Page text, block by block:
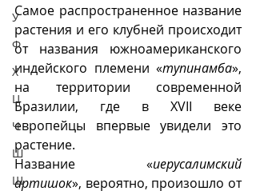
У
Ф
Х
Ц
Ч
Ш
Щ
Самое распространенное название
растения и его клубней происходит
от названия южноамериканского
индейского племени «тупинамба»,
на территории современной
Бразилии, где в XVII веке
европейцы впервые увидели это
растение.
Название «иерусалимский
артишок», вероятно, произошло от